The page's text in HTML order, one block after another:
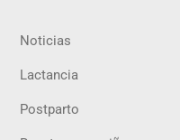
Noticias
Lactancia
Postparto